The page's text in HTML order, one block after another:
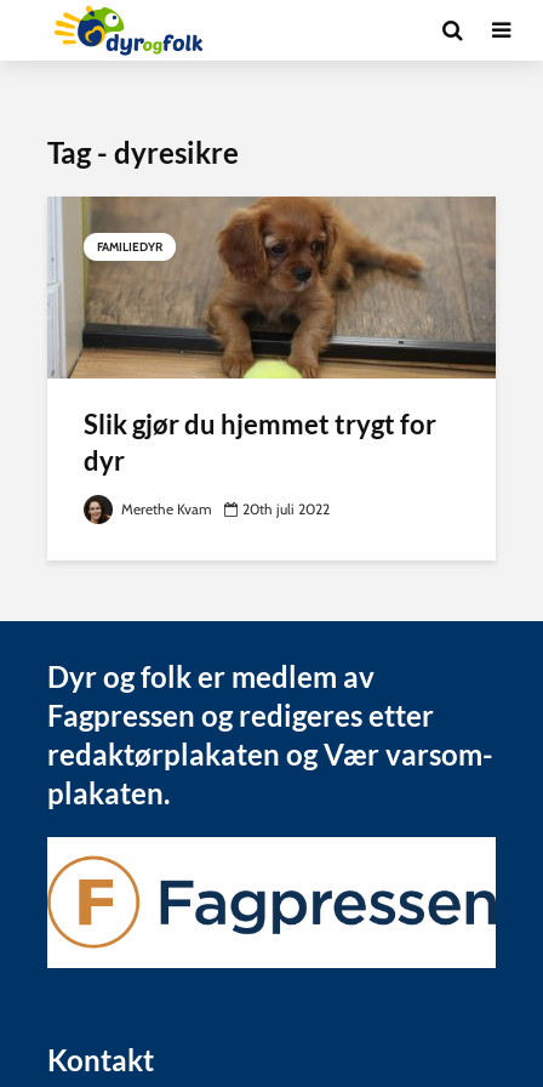
Tag - dyresikre
FAMILIEDYR
Slik gjør du hjemmet trygt for
dyr
Merethe Kvam 20th juli 2022
Dyr og folk er medlem av
Fagpressen og redigeres etter
redaktørplakaten og Vær varsom-
plakaten.
Kontakt